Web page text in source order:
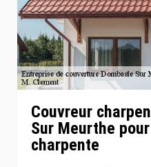
Couvreur
Sur Meurthe
charpente